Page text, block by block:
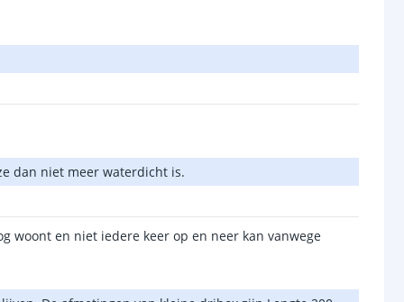
dan niet meer waterdicht is.
woont en niet iedere keer op en neer kan vanwege